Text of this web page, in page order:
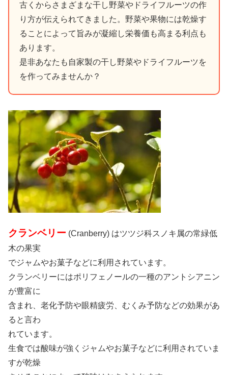
古くからさまざまな干し野菜やドライフルーツの作
り方が伝えられてきました。野菜や果物には乾燥す
ることによって旨みが凝縮し栄養価も高まる利点も
あります。
是非あなたも自家製の干し野菜やドライフルーツを
を作ってみませんか？
クランベリー (Cranberry) はツツジ科スノキ属の常緑低
木の果実
でジャムやお菓子などに利用されています。
クランベリーにはポリフェノールの一種のアントシアニン
が豊富に
含まれ、老化予防や眼精疲労、むくみ予防などの効果があ
ると言わ
れています。
生食では酸味が強くジャムやお菓子などに利用されていま
すが乾燥